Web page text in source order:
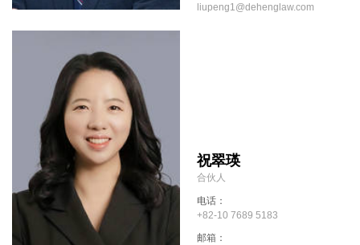
liupeng1@dehenglaw.com
祝翠瑛
合伙人
电话：
+82-10 7689 5183
邮箱：